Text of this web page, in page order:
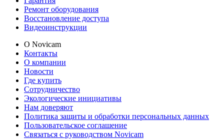
Ремонт оборудования
Восстановление доступа
Видеоинструкции
О Novicam
Контакты
О компании
Новости
Где купить
Сотрудничество
Экологические инициативы
Нам доверяют
Политика защиты и обработки персональных данных
Пользовательское соглашение
Связаться с руководством Novicam